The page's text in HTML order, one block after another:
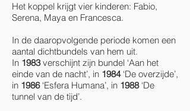
Het koppel krijgt vier kinderen: Fabio,
Serena, Maya en Francesca.
In de daaropvolgende periode komen een
aantal dichtbundels van hem uit.
In 1983verschijnt zijn bundel ‘Aan het
einde van de nacht’, in 1984‘De overzijde’,
in 1986‘Esfera Humana’, in 1988 ‘De
tunnel van de tijd’.